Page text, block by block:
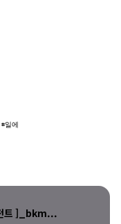
#일에
트 ]_bkm...